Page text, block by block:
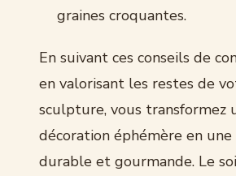
graines croquantes.
En suivant ces conseils de
en valorisant les restes de
sculpture, vous transformez
décoration éphémère en une
durable et gourmande. Le